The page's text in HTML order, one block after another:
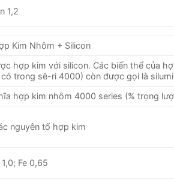
1,2
Kim Nhôm + Silicon
hợp kim với silicon. Các biến thể của
trong sê-ri 4000) còn được gọi là
hợp kim nhôm 4000 series (% trọng
nguyên tố hợp kim
1,0; Fe 0,65